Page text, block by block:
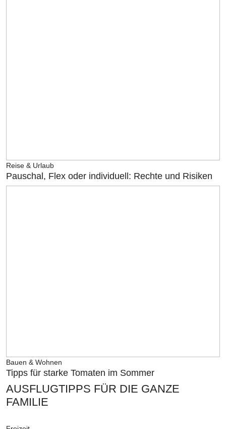
Reise & Urlaub
Pauschal, Flex oder individuell: Rechte und Risiken
Bauen & Wohnen
Tipps für starke Tomaten im Sommer
AUSFLUGTIPPS FÜR DIE GANZE
FAMILIE